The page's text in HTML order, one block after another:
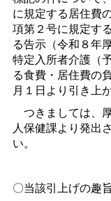
に規定する居住費
項第２号に規定す
る告示（令和８年
特定入所者介護（
る食費・居住費の
月１日より引き上
つきましては、
人保健課より発出
い。
〇当該引上げの趣